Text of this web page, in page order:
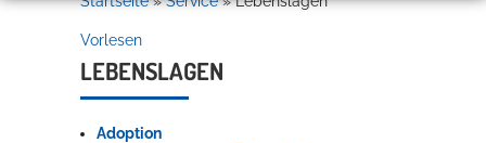
Kultur
Vorlesen
LEBENSLAGEN
Adoption